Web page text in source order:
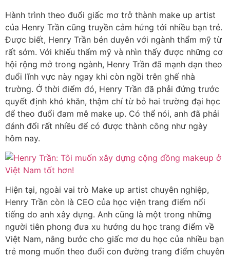
Hành trình theo đuổi giấc mơ trở thành make up artist
của Henry Trần cũng truyền cảm hứng tới nhiều bạn trẻ.
Được biết, Henry Trần bén duyên với ngành thẩm mỹ từ
rất sớm. Với khiếu thẩm mỹ và nhìn thấy được những cơ
hội rộng mở trong ngành, Henry Trần đã mạnh dạn theo
đuổi lĩnh vực này ngay khi còn ngồi trên ghế nhà
trường. Ở thời điểm đó, Henry Trần đã phải đứng trước
quyết định khó khăn, thậm chí từ bỏ hai trường đại học
để theo đuổi đam mê make up. Có thể nói, anh đã phải
đánh đổi rất nhiều để có được thành công như ngày
hôm nay.
Hiện tại, ngoài vai trò Make up artist chuyên nghiệp,
Henry Trần còn là CEO của học viện trang điểm nổi
tiếng do anh xây dựng. Anh cũng là một trong những
người tiên phong đưa xu hướng du học trang điểm về
Việt Nam, nâng bước cho giấc mơ du học của nhiều bạn
trẻ mong muốn theo đuổi con đường trang điểm chuyên